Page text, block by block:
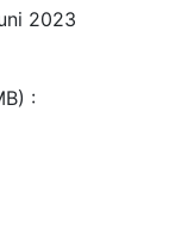
2023
: